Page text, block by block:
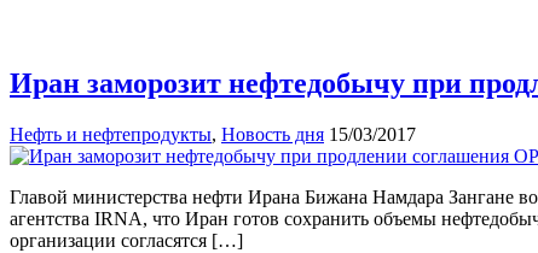
Иран заморозит нефтедобычу при
Нефть и нефтепродукты, Новость дня 15/03/2017
Главой министерства нефти Ирана Бижана Намдара Зангане
агентства IRNA, что Иран готов сохранить объемы
организации согласятся […]